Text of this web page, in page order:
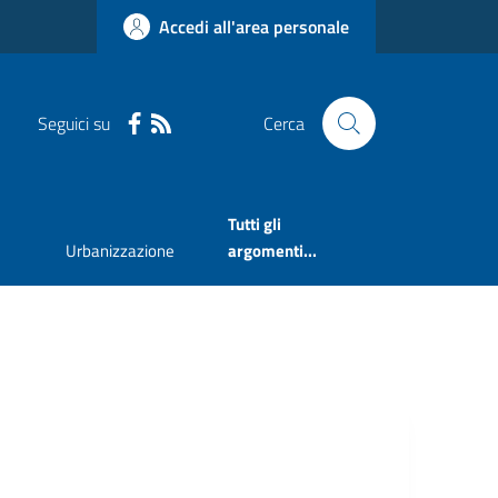
Accedi all'area personale
Seguici su Cerca
Urbanizzazione
Tutti gli
argomenti...